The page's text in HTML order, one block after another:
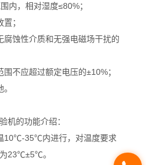
，相对湿度≤80%；
；
蚀性介质和无强电磁场干扰的
不应超过额定电压的±10%；
的功能介绍：
35℃内进行，对温度要求
23℃±5℃。